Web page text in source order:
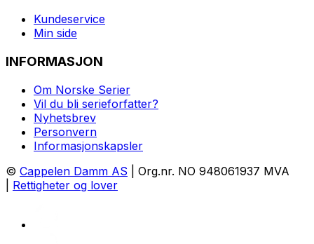
Kundeservice
Min side
INFORMASJON
Om Norske Serier
Vil du bli serieforfatter?
Nyhetsbrev
Personvern
Informasjonskapsler
© Cappelen Damm AS | Org.nr. NO 948061937 MVA
Rettigheter og lover